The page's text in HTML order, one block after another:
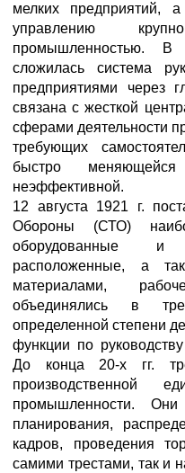
мелких предприятий,
управлению
промышленностью. В
сложилась система
предприятиями
связана с жесткой
сферами деятельности
требующих
быстро меняющейся
неэффективной.
12 августа 1921 г.
Обороны (СТО)
оборудованные и
расположенные, а
материалами,
объединялись в
определенной степени
функции по
До конца 20-х гг.
производственной
промышленности.
планирования,
кадров, проведения
самими трестами, так и